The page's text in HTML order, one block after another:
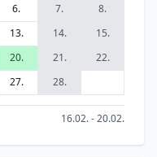
6. 7.
8.
13. 14.
15.
20. 21.
22.
27. 28.
16.02. - 20.02.